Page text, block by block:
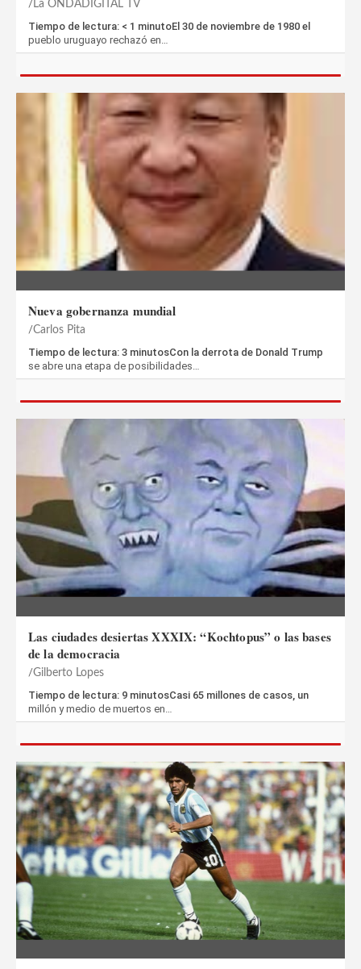
La ONDADIGITAL TV
Tiempo de lectura: < 1 minutoEl 30 de noviembre de 1980 el
pueblo uruguayo rechazó en…
Nueva gobernanza mundial
Carlos Pita
Tiempo de lectura: 3 minutosCon la derrota de Donald Trump
se abre una etapa de posibilidades…
Las ciudades desiertas XXXIX: “Kochtopus” o las bases
de la democracia
Gilberto Lopes
Tiempo de lectura: 9 minutosCasi 65 millones de casos, un
millón y medio de muertos en…